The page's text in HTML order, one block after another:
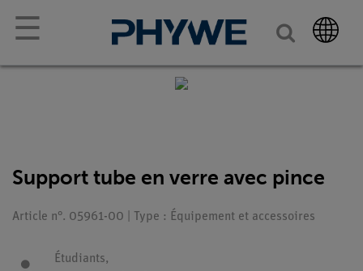
☰
Support tube en verre avec pince
Article n°. 05961-00 | Type : Équipement et accessoires
Étudiants,